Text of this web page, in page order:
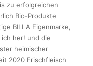
zu erfolgreichen
Bio-Produkte
BILLA Eigenmarke,
ich her! und die
heimischer
2020 Frischfleisch